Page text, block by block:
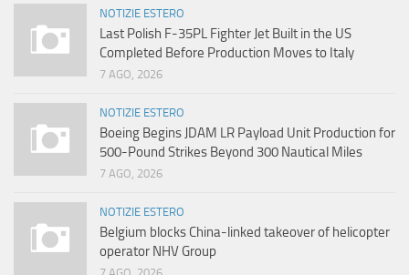
NOTIZIE ESTERO
Last Polish F-35PL Fighter Jet Built in the US
Completed Before Production Moves to Italy
7 AGO, 2026
NOTIZIE ESTERO
Boeing Begins JDAM LR Payload Unit Production for
500-Pound Strikes Beyond 300 Nautical Miles
7 AGO, 2026
NOTIZIE ESTERO
Belgium blocks China-linked takeover of helicopter
operator NHV Group